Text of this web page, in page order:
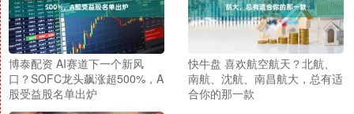
博泰配资 AI赛道下一个新风
口？SOFC龙头飙涨超500%，A
股受益股名单出炉
快牛盘 喜欢航空航天？北航、
南航、沈航、南昌航大，总有适
合你的那一款